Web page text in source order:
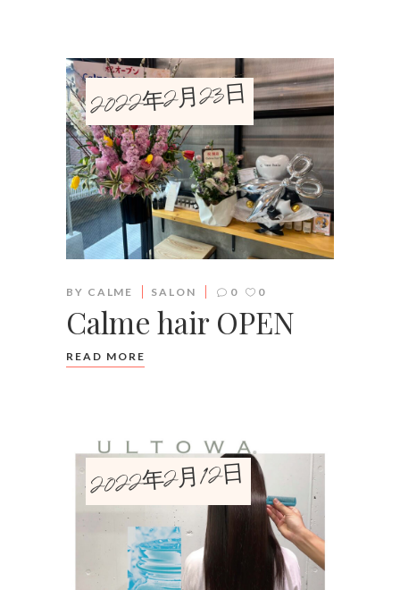
2022年2月23日
BY CALME SALON 0 0
Calme hair OPEN
READ MORE
2022年2月12日